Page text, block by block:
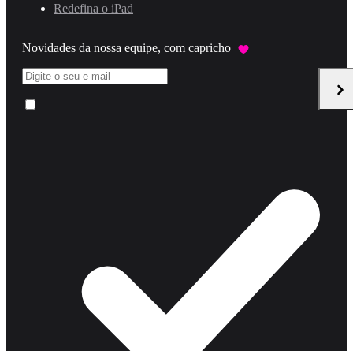
Redefina o iPad
Novidades da nossa equipe, com capricho